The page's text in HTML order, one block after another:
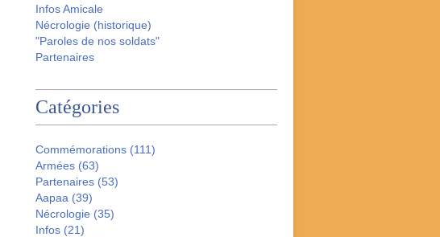
Infos Amicale
Nécrologie (historique)
"Paroles de nos soldats"
Partenaires
Catégories
Commémorations (111)
Armées (63)
Partenaires (53)
Aapaa (39)
Nécrologie (35)
Infos (21)